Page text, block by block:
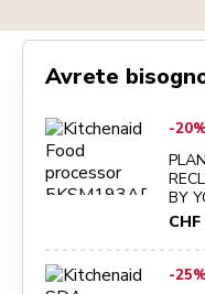
Avrete
Go toPLANETARIA-
BY
Go toSET DI -